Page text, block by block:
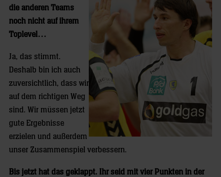
die anderen Teams
noch nicht auf ihrem
Toplevel…
Ja, das stimmt.
Deshalb bin ich auch
zuversichtlich, dass wir
auf dem richtigen Weg
sind. Wir müssen jetzt
gute Ergebnisse
erzielen und außerdem
unser Zusammenspiel verbessern.
Bis jetzt hat das geklappt. Ihr seid mit vier Punkten in der